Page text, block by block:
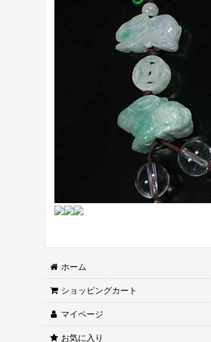
ホーム
ショッピングカート
マイページ
お気に入り